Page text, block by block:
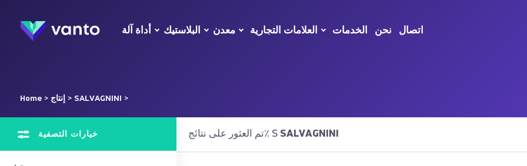
أداة آلة البلاستيك معدن العلامات التجارية الخدمات نحن اتصال
Home > إنتاج > SALVAGNINI >
خيارات التصفية تم العثور على نتائج٪ S SALVAGNINI